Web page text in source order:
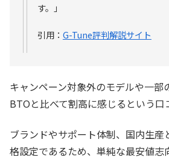
す。」
引用： G-Tune評判解説サイト
キャンペーン対象外のモデルや一部
BTOと比べて割高に感じるという口
ブランドやサポート体制、国内生
格設定であるため、単純な最安値志